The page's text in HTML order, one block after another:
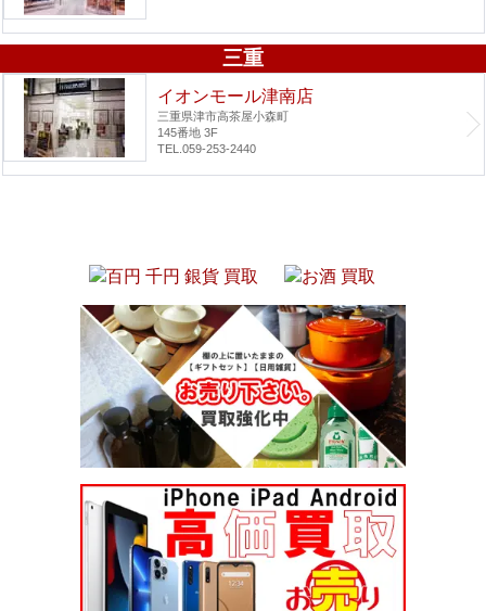
三重
イオンモール津南店
三重県津市高茶屋小森町
145番地 3F
TEL.059-253-2440